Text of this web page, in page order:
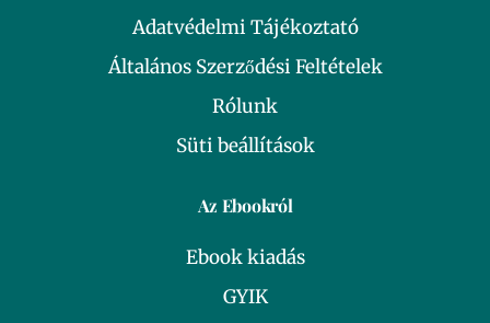
Adatvédelmi Tájékoztató
Általános Szerződési Feltételek
Rólunk
Süti beállítások
Az Ebookról
Ebook kiadás
GYIK